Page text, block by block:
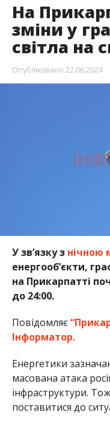
На
зміни у
світла на
Опубліковано 22.06.2024
У звʼязку з нічною
енергообʼєкти,
на Прикарпатті
до 24:00.
Повідомляє
Інформатор.
Енергетики
масована атака
інфраструктури.
поставитися до